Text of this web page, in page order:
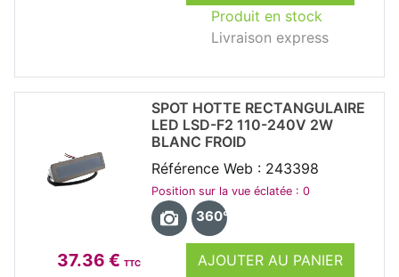
Produit en stock
Livraison express
37.36 € TTC
AJOUTER AU PANIER
SPOT HOTTE RECTANGULAIRE
LED LSD-F2 110-240V 2W
BLANC FROID
Référence Web : 243398
Position sur la vue éclatée : 0
360°